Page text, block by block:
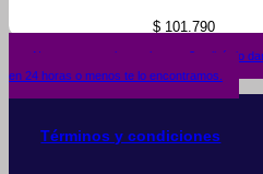
$101.790
¿No encuentras lo que buscas? solicítalo
en 24 horas o menos te lo encontramos.
Términos y condiciones